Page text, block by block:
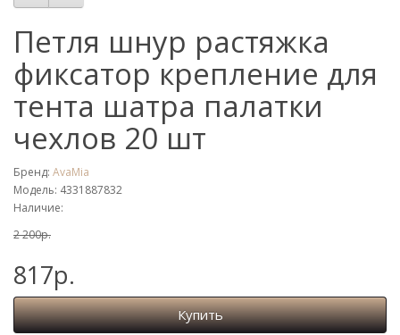
Петля шнур растяжка
фиксатор крепление для
тента шатра палатки
чехлов 20 шт
Бренд: AvaMia
Модель: 4331887832
Наличие:
2 200р.
817р.
Купить